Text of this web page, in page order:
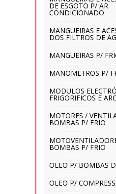
DE ESGOTO P/ AR
CONDICIONADO
MANGUEIRAS E
DOS FILTROS DE
MANGUEIRAS P/
MANOMETROS P/
MODULOS
FRIGORIFICOS E
MOTORES /
BOMBAS P/ FRIO
BOMBAS P/ FRIO
OLEO P/ BOMBAS
OLEO P/